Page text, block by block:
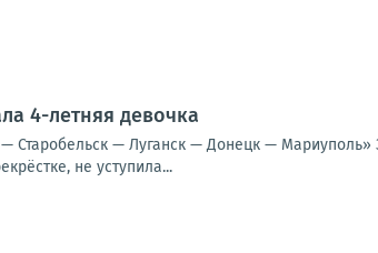
4-летняя девочка
Старобельск — Луганск — Донецк — Мариуполь»
не уступила...